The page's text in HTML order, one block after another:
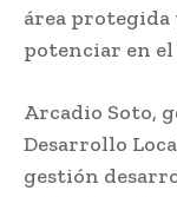
área protegida
potenciar en el
Arcadio Soto,
Desarrollo
gestión